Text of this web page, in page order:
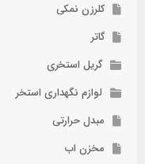
کلرزن نمکی
گاتر
گریل استخری
لوازم نگهداری استخر
مبدل حرارتی
مخزن اب